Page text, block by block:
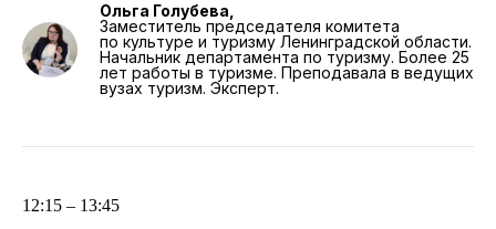
Ольга Голубева,
Заместитель председателя комитета
по культуре и туризму Ленинградской области.
Начальник департамента по туризму. Более 25
лет работы в туризме. Преподавала в ведущих
вузах туризм. Эксперт.
12:15 – 13:45